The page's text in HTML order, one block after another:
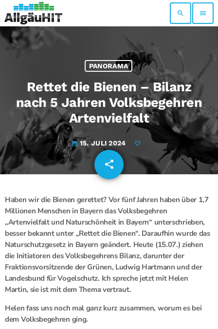
search menu
PANORAMA
Rettet die Bienen – Bilanz
nach 5 Jahren Volksbegehren
Artenvielfalt
today 15. JULI 2024
share
email
Haben wir die Bienen gerettet? Vor fünf Jahren haben über 1,7
Millionen Menschen in Bayern das Volksbegehren
„Artenvielfalt und Naturschönheit in Bayern“ unterschrieben,
besser bekannt unter „Rettet die Bienen“. Daraufhin wurde das
Naturschutzgesetz in Bayern geändert. Heute (15.07.) ziehen
die Initiatoren des Volksbegehrens Bilanz, darunter der
Fraktionsvorsitzende der Grünen, Ludwig Hartmann und der
Landesbund für Vogelschutz. Ich spreche jetzt mit Helen
Martin, sie ist mit dem Thema vertraut.
Helen fass uns noch mal ganz kurz zusammen, worum es bei
dem Volksbegehren ging.